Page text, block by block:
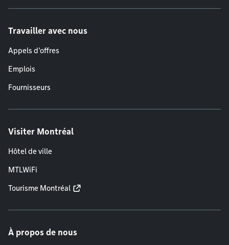
Travailler avec nous
Appels d'offres
Emplois
Fournisseurs
Visiter Montréal
Hôtel de ville
MTLWiFi
Tourisme Montréal
À propos de nous